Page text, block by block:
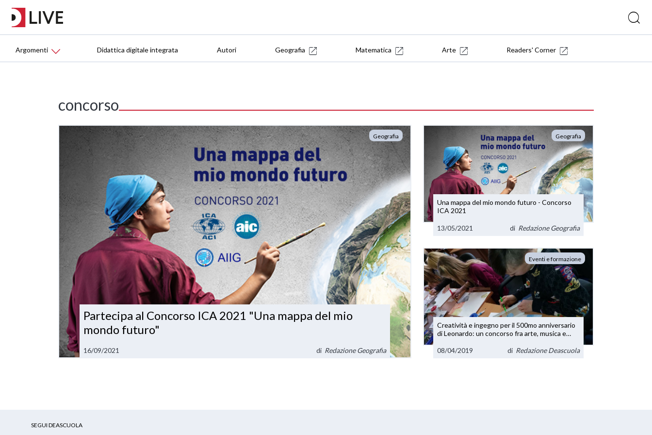
Argomenti Didattica digitale integrata Autori Geografia Matematica Arte Readers' Corner
concorso
Geografia
Partecipa al Concorso ICA 2021 "Una mappa del mio
mondo futuro"
16/09/2021 di Redazione Geografia
Geografia
Una mappa del mio mondo futuro - Concorso
ICA 2021
13/05/2021 di Redazione Geografia
Eventi e formazione
Creatività e ingegno per il 500mo anniversario
di Leonardo: un concorso fra arte, musica e
08/04/2019
di Redazione Deascuola
SEGUI DEASCUOLA